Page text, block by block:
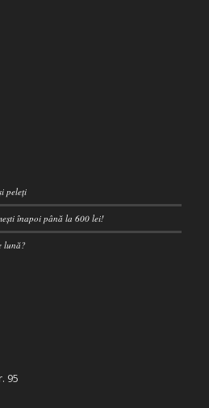
peleți
înapoi până la 600 lei!
lună?
95